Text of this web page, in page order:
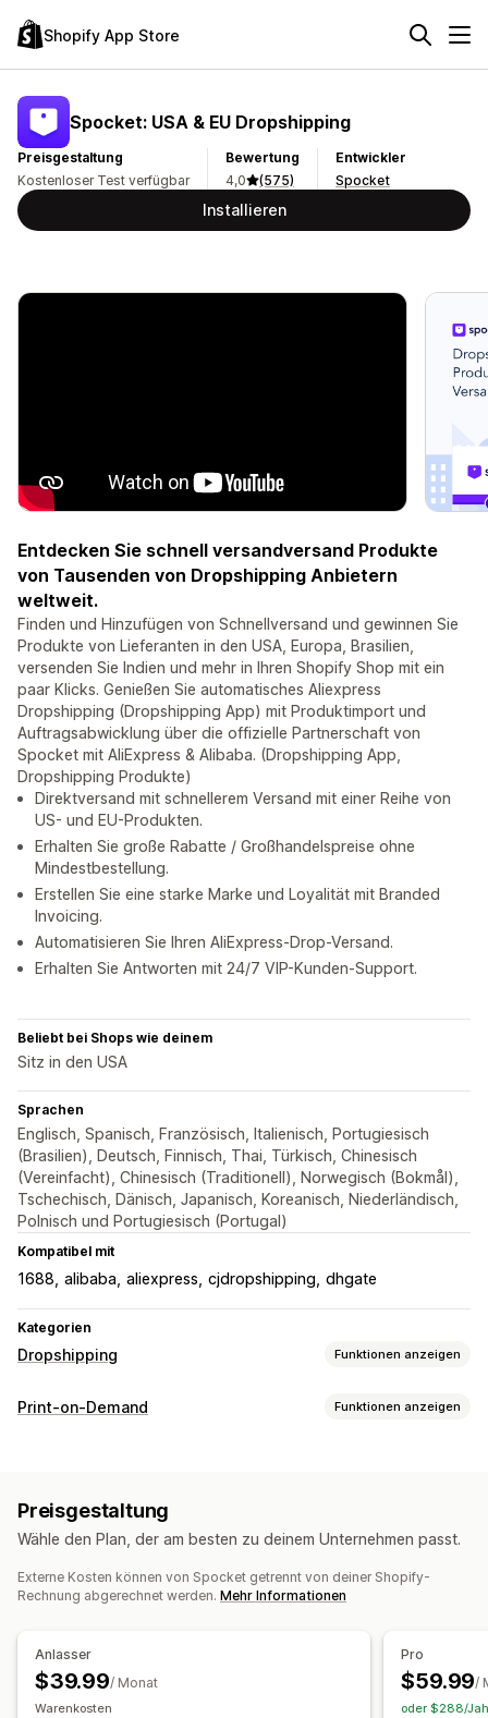
Shopify App Store
Spocket: USA & EU Dropshipping
Preisgestaltung
Kostenloser Test verfügbar
Bewertung
4,0
(575)
Entwickler
Spocket
Installieren
Entdecken Sie schnell versandversand Produkte
von Tausenden von Dropshipping Anbietern
weltweit.
Finden und Hinzufügen von Schnellversand und gewinnen Sie
Produkte von Lieferanten in den USA, Europa, Brasilien,
versenden Sie Indien und mehr in Ihren Shopify Shop mit ein
paar Klicks. Genießen Sie automatisches Aliexpress
Dropshipping (Dropshipping App) mit Produktimport und
Auftragsabwicklung über die offizielle Partnerschaft von
Spocket mit AliExpress & Alibaba. (Dropshipping App,
Dropshipping Produkte)
Direktversand mit schnellerem Versand mit einer Reihe von
US- und EU-Produkten.
Erhalten Sie große Rabatte / Großhandelspreise ohne
Mindestbestellung.
Erstellen Sie eine starke Marke und Loyalität mit Branded
Invoicing.
Automatisieren Sie Ihren AliExpress-Drop-Versand.
Erhalten Sie Antworten mit 24/7 VIP-Kunden-Support.
Beliebt bei Shops wie deinem
Sitz in den USA
Sprachen
Englisch, Spanisch, Französisch, Italienisch, Portugiesisch
(Brasilien), Deutsch, Finnisch, Thai, Türkisch, Chinesisch
(Vereinfacht), Chinesisch (Traditionell), Norwegisch (Bokmål),
Tschechisch, Dänisch, Japanisch, Koreanisch, Niederländisch,
Polnisch und Portugiesisch (Portugal)
Kompatibel mit
1688 alibaba aliexpress cjdropshipping dhgate
Kategorien
Dropshipping Funktionen anzeigen
Produkte, die du verkaufen kannst
Spielzeug und Spiele
Haustierprodukte
Möbel Geschäft und Büro Hardware
Autoteile Ausgereifte Produkte
Dänemark Finnland
Japan
Kanada
Mexiko
Norwegen
Print-on-Demand Funktionen anzeigen
Designtools
Mockup-Generator
Personalisierung Benutzerdefinierte Vorlagen
Produkte
Geschenke für festliche Gelegenheiten
Heimdeko
Haustierprodukte
Wandkunst
Preisgestaltung
Wähle den Plan, der am besten zu deinem Unternehmen passt.
Externe Kosten können von Spocket getrennt von deiner Shopify-
Rechnung abgerechnet werden. Mehr Informationen
Anlasser
$39.99/ Monat
Warenkosten
Pro
$59.99/
oder $288/